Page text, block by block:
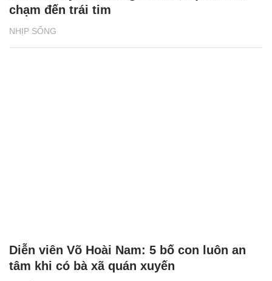
NHỊP SỐNG
chạm đến trái tim
Diễn viên Võ Hoài Nam: 5 bố con luôn an
tâm khi có bà xã quán xuyến